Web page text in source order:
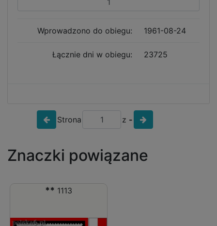
Wprowadzono do obiegu: 1961-08-24
Łącznie dni w obiegu: 23725
Strona z -
Znaczki powiązane
** 1113